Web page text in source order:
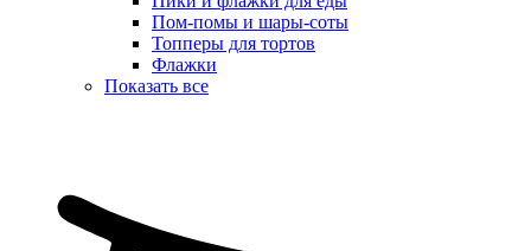
Пом-помы и шары-соты
Топперы для тортов
Флажки
Показать все